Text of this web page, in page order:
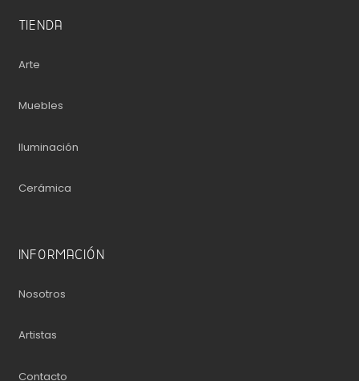
TIENDA
Arte
Muebles
Iluminación
Cerámica
INFORMACIÓN
Nosotros
Artistas
Contacto